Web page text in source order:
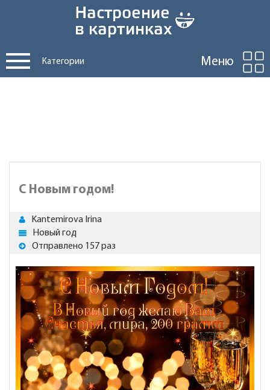
Категории Меню
С Новым годом!
Kantemirova Irina
Новый год
Отправлено 157 раз